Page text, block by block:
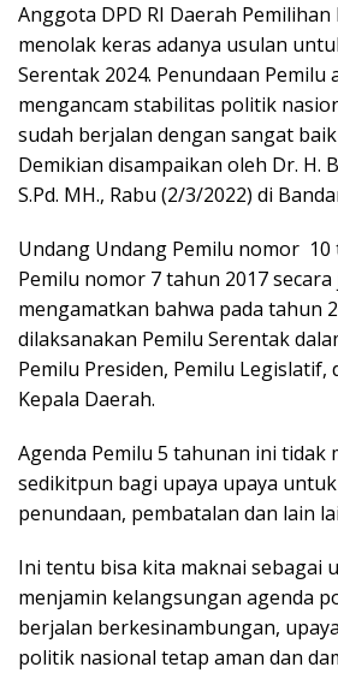
Anggota DPD RI Daerah
menolak keras adanya usulan
Serentak 2024. Penundaan Pemilu
mengancam stabilitas politik
sudah berjalan dengan sangat
Demikian disampaikan oleh Dr. H.
S.Pd. MH., Rabu (2/3/2022) di
Undang Undang Pemilu nomor 10
Pemilu nomor 7 tahun 2017 secara
mengamatkan bahwa pada tahun
dilaksanakan Pemilu Serentak
Pemilu Presiden, Pemilu Legislatif,
Kepala Daerah.
Agenda Pemilu 5 tahunan ini tidak
sedikitpun bagi upaya upaya
penundaan, pembatalan dan lain
Ini tentu bisa kita maknai sebagai
menjamin kelangsungan agenda
berjalan berkesinambungan,
politik nasional tetap aman dan